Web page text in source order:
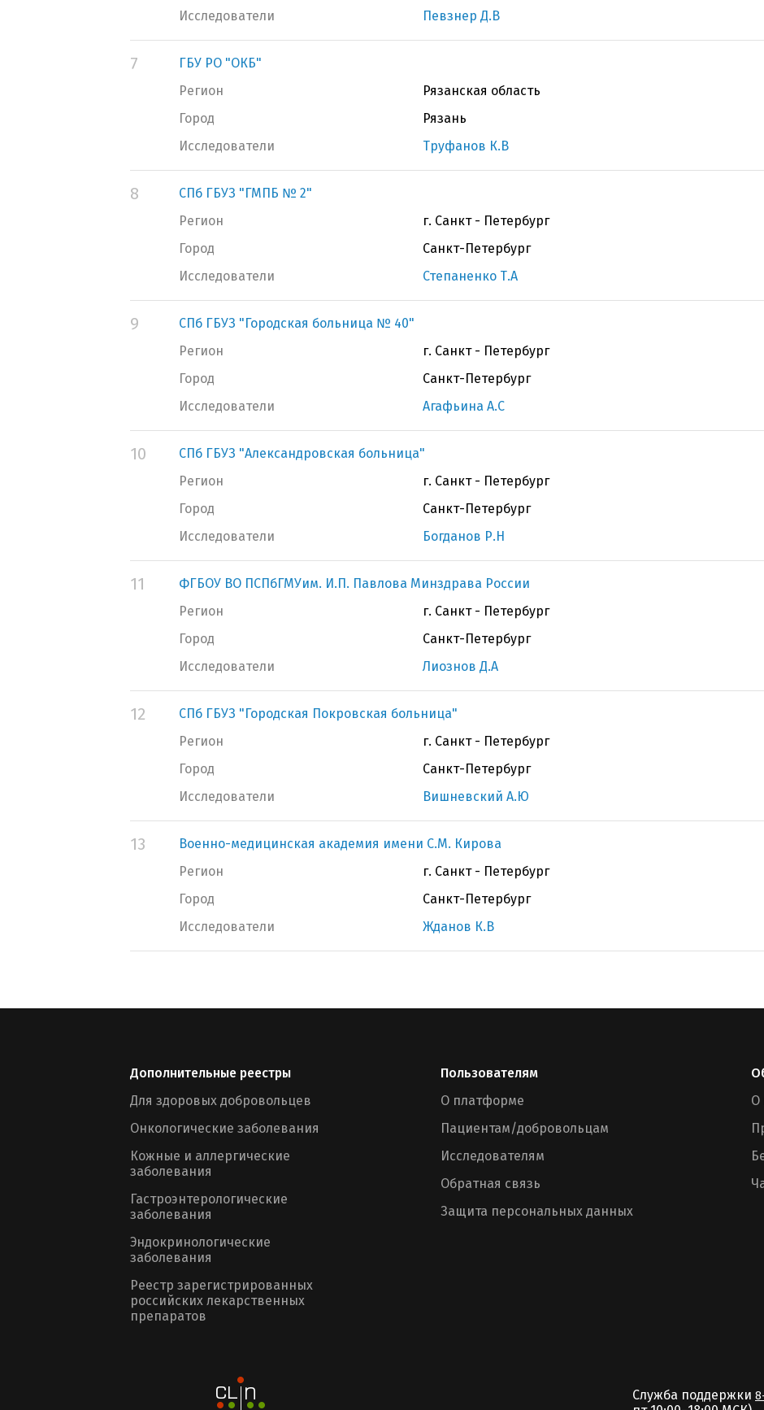
Исследователи
Певзнер Д.В
7
ГБУ РО "ОКБ"
Регион
Рязанская область
Город
Рязань
Исследователи
Труфанов К.В
8
СПб ГБУЗ "ГМПБ № 2"
Регион
г. Санкт - Петербург
Город
Санкт-Петербург
Исследователи
Степаненко Т.А
9
СПб ГБУЗ "Городская больница № 40"
Регион
г. Санкт - Петербург
Город
Санкт-Петербург
Исследователи
Агафьина А.С
10
СПб ГБУЗ "Александровская больница"
Регион
г. Санкт - Петербург
Город
Санкт-Петербург
Исследователи
Богданов Р.Н
11
ФГБОУ ВО ПСПбГМУим. И.П. Павлова Минздрава России
Регион
г. Санкт - Петербург
Город
Санкт-Петербург
Исследователи
Лиознов Д.А
12
СПб ГБУЗ "Городская Покровская больница"
Регион
г. Санкт - Петербург
Город
Санкт-Петербург
Исследователи
Вишневский А.Ю
13
Военно-медицинская академия имени С.М. Кирова
Регион
г. Санкт - Петербург
Город
Санкт-Петербург
Исследователи
Жданов К.В
Дополнительные реестры
Для здоровых добровольцев
Онкологические заболевания
Кожные и аллергические
заболевания
Гастроэнтерологические
заболевания
Эндокринологические
заболевания
Реестр зарегистрированных
российских лекарственных
препаратов
Пользователям
О платформе
Пациентам/добровольцам
Исследователям
Обратная связь
Защита персональных данных
О
Служба поддержки